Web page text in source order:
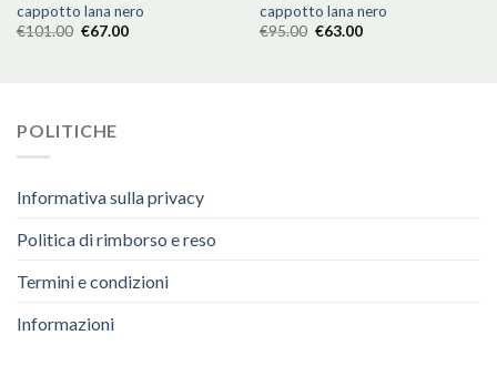
cappotto lana nero
€101.00 €67.00
cappotto lana nero
€95.00 €63.00
POLITICHE
Informativa sulla privacy
Politica di rimborso e reso
Termini e condizioni
Informazioni